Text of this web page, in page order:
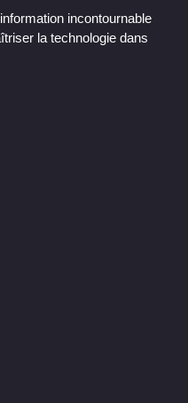
incontournable
la technologie dans